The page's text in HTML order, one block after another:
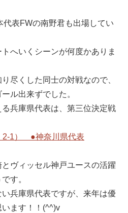
代表FWの南野君も出場してい
へいくシーンが何度かありま
尽くした同士の対戦なので、
ル出来ずでした。
兵庫県代表は、第三位決定戦
1） ●神奈川県代表
ヴィッセル神戸ユースの活躍
す。
兵庫県代表ですが、来年は優
ます！！(^^)v